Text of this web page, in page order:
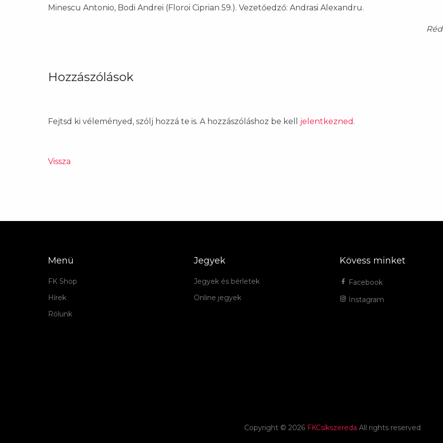
Minescu Antonio, Bodi Andrei (Floroi Ciprian 59.). Vezetőedző: Andrasi Alexandru.
Hozzászólások
Fejtsd ki véleményed, szólj hozzá te is. A hozzászóláshoz be kell jelentkezned .
Vissza
Menü
FK Shop
Hírek
Rólunk
Jegyek
Jegyek és bérletek
Online jegyek
Kövess minket
Facebook
Instagram
Copyright © 2026 FKCsíkszereda All rights reserved